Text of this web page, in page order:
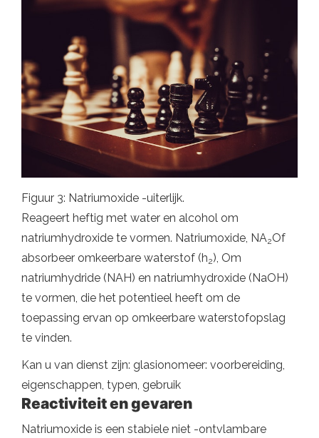
Figuur 3: Natriumoxide -uiterlijk.
Reageert heftig met water en alcohol om
natriumhydroxide te vormen. Natriumoxide, NA2Of
absorbeer omkeerbare waterstof (h2), Om
natriumhydride (NAH) en natriumhydroxide (NaOH)
te vormen, die het potentieel heeft om de
toepassing ervan op omkeerbare waterstofopslag
te vinden.
Kan u van dienst zijn: glasionomeer: ​​voorbereiding,
eigenschappen, typen, gebruik
Reactiviteit en gevaren
Natriumoxide is een stabiele niet -ontvlambare